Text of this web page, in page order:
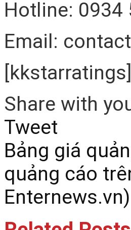
Hotline: 0934
Email:
[kkstarratings]
Share with
Tweet
Bảng giá
quảng cáo
Enternews.vn)